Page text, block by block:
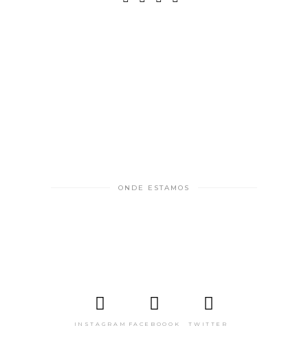
ONDE ESTAMOS
INSTAGRAM FACEBOOOK TWITTER